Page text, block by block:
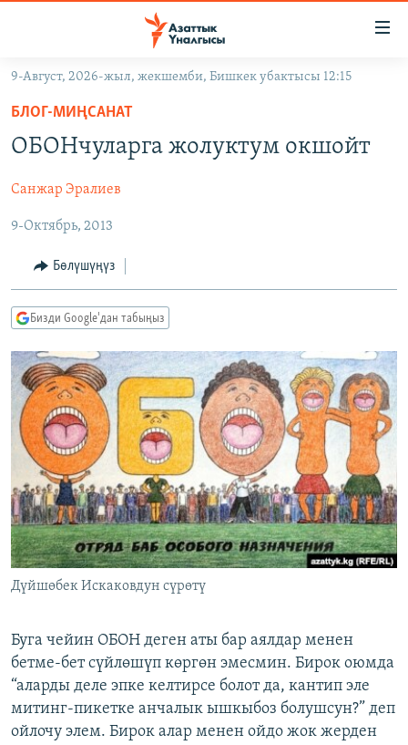
Навигацияга
өтүңүз
Издөөгө
салыңызКЫРГЫЗСТАН
САЯСАТ
ЭКОНОМИКА
МАДАНИЯТ
ДҮЙНӨ
БОРБОР АЗИЯ
УКРАИНА
АТАЙЫН ИЛИКТӨӨ
ТВ ПРОГРАММАЛАР
БҮГҮН АЗАТТЫКТА
ЭКСПЕРТТЕР ТАЛДАЙТ
БИЗ ЖАНА ДҮЙНӨ
ДАНИСТЕ
ЭЖЕ-СИҢДИЛЕР
АЗАТТЫК+
ЫҢГАЙСЫЗ СУРООЛОР
ПОДКАСТ
ӨЗГӨЧӨ ПИКИР
Русский
ОНЛАЙН ШЕРИНЕ
ЭЕ/АРнун бардык сайттары
9-Август, 2026-жыл, жекшемби, Бишкек убактысы 12:15
БЛОГ-МИҢСАНАТ
ОБОНчуларга жолуктум окшойт
Санжар Эралиев
9-Октябрь, 2013
Бөлүшүңүз
Бизди Google'дан табыңыз
Дүйшөбек Искаковдун сүрөтү
Буга чейин ОБОН деген аты бар аялдар менен
бетме-бет сүйлөшүп көргөн эмесмин. Бирок оюмда
“аларды деле эпке келтирсе болот да, кантип эле
митинг-пикетке анчалык ышкыбоз болушсун?” деп
ойлочу элем. Бирок алар менен ойдо жок жерден